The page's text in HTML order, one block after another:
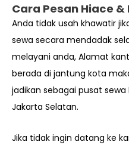
Cara Pesan Hiace &
Anda tidak usah khawatir
sewa secara mendadak
melayani anda, Alamat
berada di jantung kota
jadikan sebagai pusat sewa
Jakarta Selatan.
Jika tidak ingin datang ke